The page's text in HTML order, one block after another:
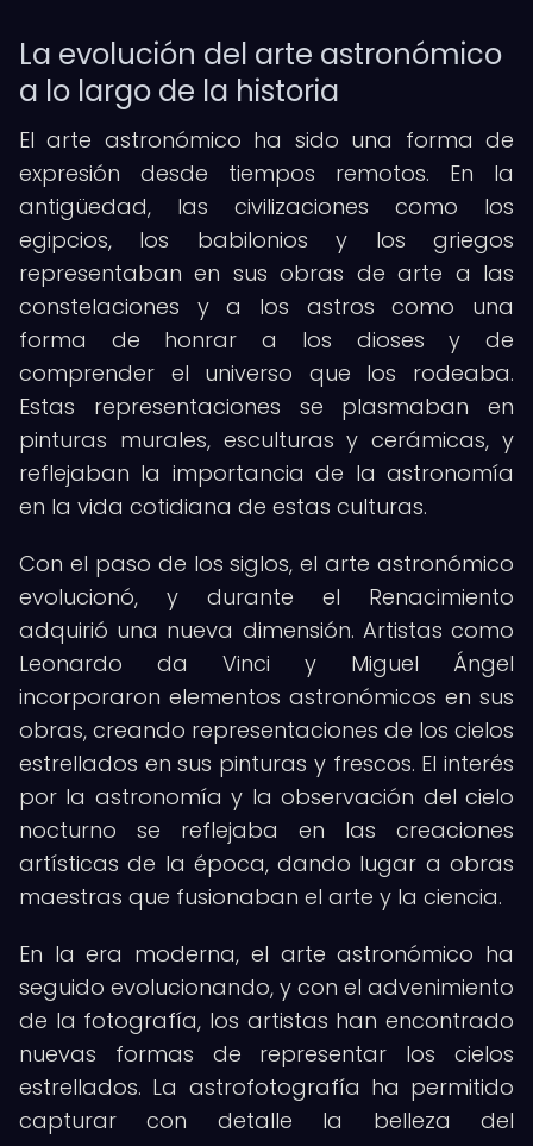
La evolución del arte astronómico
a lo largo de la historia
El arte astronómico ha sido una forma de
expresión desde tiempos remotos. En la
antigüedad, las civilizaciones como los
egipcios, los babilonios y los griegos
representaban en sus obras de arte a las
constelaciones y a los astros como una
forma de honrar a los dioses y de
comprender el universo que los rodeaba.
Estas representaciones se plasmaban en
pinturas murales, esculturas y cerámicas, y
reflejaban la importancia de la astronomía
en la vida cotidiana de estas culturas.
Con el paso de los siglos, el arte astronómico
evolucionó, y durante el Renacimiento
adquirió una nueva dimensión. Artistas como
Leonardo da Vinci y Miguel Ángel
incorporaron elementos astronómicos en sus
obras, creando representaciones de los cielos
estrellados en sus pinturas y frescos. El interés
por la astronomía y la observación del cielo
nocturno se reflejaba en las creaciones
artísticas de la época, dando lugar a obras
maestras que fusionaban el arte y la ciencia.
En la era moderna, el arte astronómico ha
seguido evolucionando, y con el advenimiento
de la fotografía, los artistas han encontrado
nuevas formas de representar los cielos
estrellados. La astrofotografía ha permitido
capturar con detalle la belleza del